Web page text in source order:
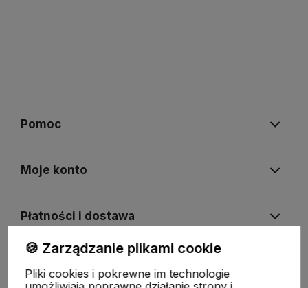
Pomoc
Moje konto
Płatności i dostawa
🍪 Zarządzanie plikami cookie
Pliki cookies i pokrewne im technologie